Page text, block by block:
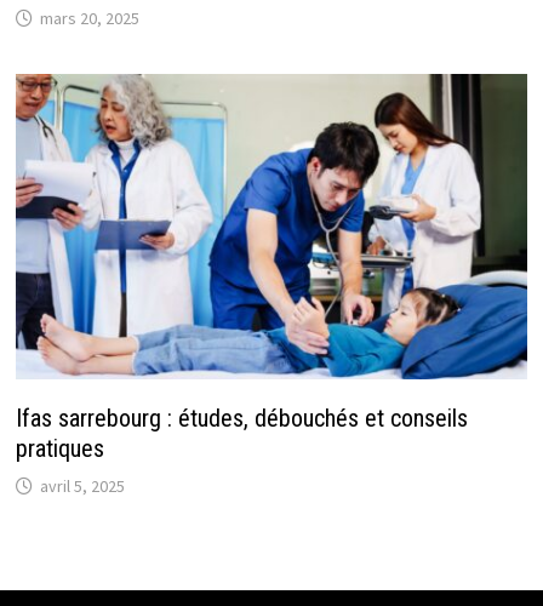
mars 20, 2025
Ifas sarrebourg : études, débouchés et conseils
pratiques
avril 5, 2025